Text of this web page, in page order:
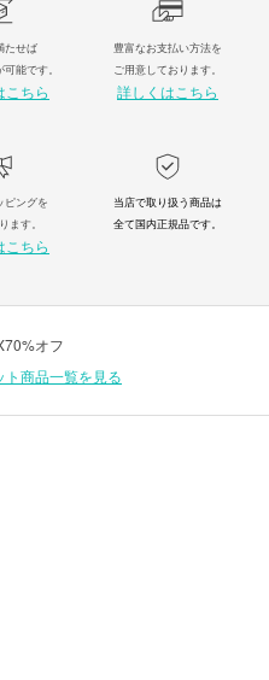
たせば
能です。
こちら
豊富なお支払い方法を
ご用意しております。
詳しくはこちら
ピングを
ます。
こちら
当店で取り扱う商品は
全て国内正規品です。
オフ
商品一覧を見る